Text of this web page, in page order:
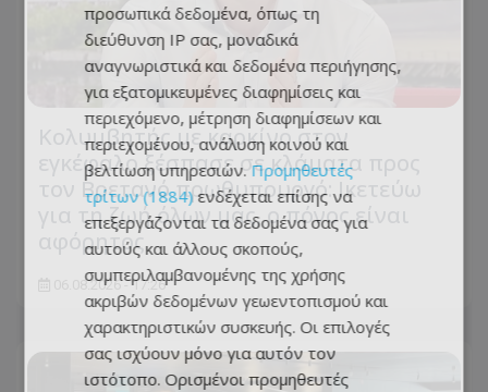
Κολυμβητής με καρκίνο στον
εγκέφαλο ξέσπασε σε κλάματα προς
τον Βρετανό πρωθυπουργό: Ικετεύω
για τη ζωή όλων μας, ο πόνος είναι
αφόρητος
06.08.2026 - 17:26
προσωπικά δεδομένα, όπως τη
διεύθυνση IP σας, μοναδικά
αναγνωριστικά και δεδομένα περιήγησης,
για εξατομικευμένες διαφημίσεις και
περιεχόμενο, μέτρηση διαφημίσεων και
περιεχομένου, ανάλυση κοινού και
βελτίωση υπηρεσιών. Προμηθευτές
τρίτων (1884) ενδέχεται επίσης να
επεξεργάζονται τα δεδομένα σας για
αυτούς και άλλους σκοπούς,
συμπεριλαμβανομένης της χρήσης
ακριβών δεδομένων γεωεντοπισμού και
χαρακτηριστικών συσκευής. Οι επιλογές
σας ισχύουν μόνο για αυτόν τον
ιστότοπο. Ορισμένοι προμηθευτές